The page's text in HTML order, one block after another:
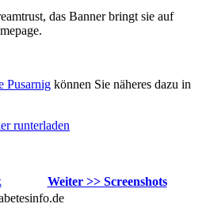
das Banner bringt sie auf
Pusarnig können Sie näheres dazu in
runterladen
Weiter >> Screenshots